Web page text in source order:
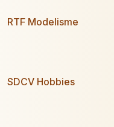
RTF Modelisme
SDCV Hobbies